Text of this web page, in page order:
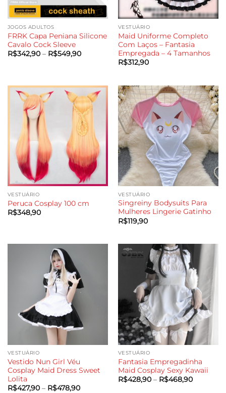
JOGOS ADULTOS
FRRK Capa Peniana Silicone
Cavalo Cock Sleeve
R$342,90 – R$549,90Faixa
R$549,90
VESTUÁRIO
Maid Uniforme Completo
Com Laços – Fantasia
Empregada – 4 Tamanhos
R$312,90
VESTUÁRIO
Peruca Cosplay 100 cm
R$348,90
VESTUÁRIO
Singreiny Bodysuits Para
Mulheres Lingerie Gatinho
R$119,90
VESTUÁRIO
Vestido Nun Girl Véu
Cosplay Maid Dress Sweet
Lolita
R$427,90 – R$478,90Faixa
VESTUÁRIO
Fantasia Empregadinha
Maid Cosplay Sexy Kawaii
R$428,90 – R$468,90Faixa